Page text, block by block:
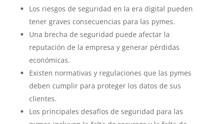
Los riesgos de seguridad en la era digital pueden
tener graves consecuencias para las pymes.
Una brecha de seguridad puede afectar la
reputación de la empresa y generar pérdidas
económicas.
Existen normativas y regulaciones que las pymes
deben cumplir para proteger los datos de sus
clientes.
Los principales desafíos de seguridad para las